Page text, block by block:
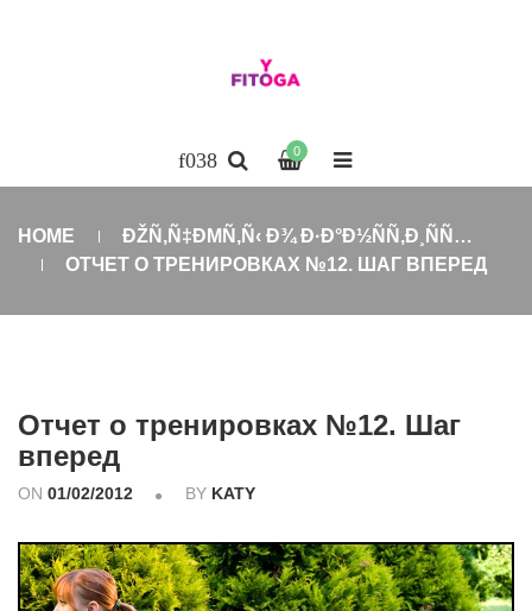
0
HOME
ÐŽÑ‚Ñ‡ÐΜÑ‚Ñ‹ Ð¾ Ð·Ð°Ð½ÑÑ‚Ð¸ÑÑ…
ОТЧЕТ О ТРЕНИРОВКАХ №12. ШАГ ВПЕРЕД
Отчет о тренировках №12. Шаг
вперед
ON 01/02/2012 BY KATY